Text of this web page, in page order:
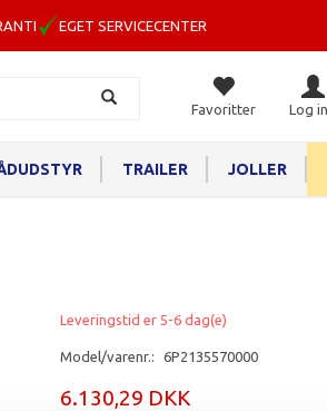
EGET SERVICECENTER
Favoritter Log
TRAILER JOLLER
Leveringstid er 5-6 dag(e)
Model/varenr.: 6P2135570000
6.130,29 DKK